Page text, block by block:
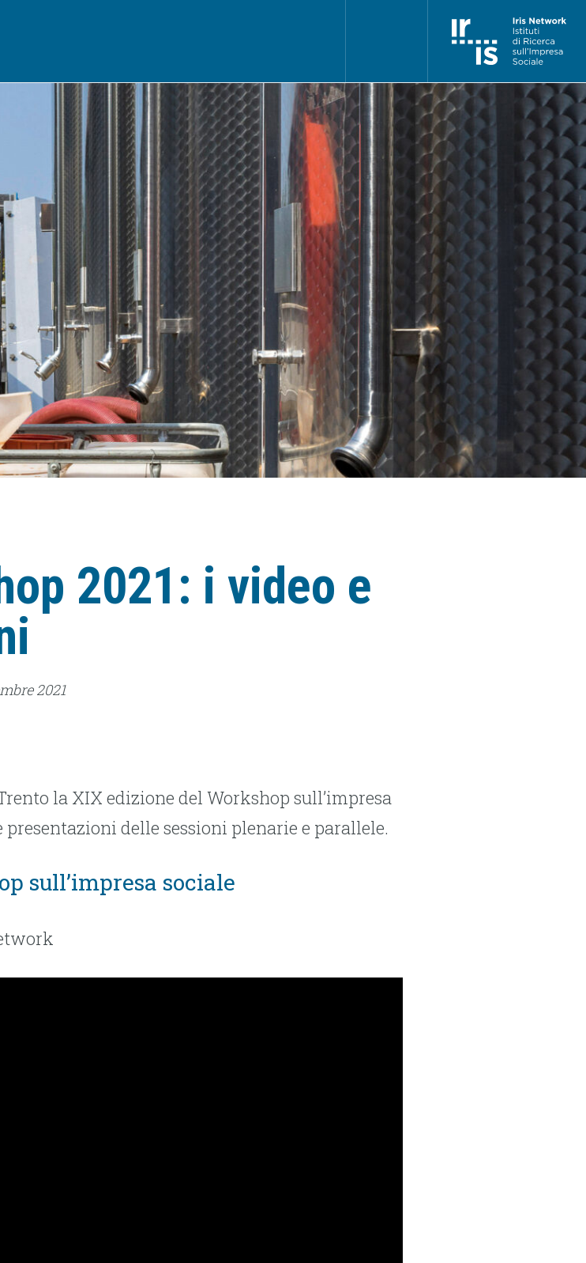
2021: i video e
2021
la XIX edizione del Workshop sull’impresa
delle sessioni plenarie e parallele.
sull’impresa sociale